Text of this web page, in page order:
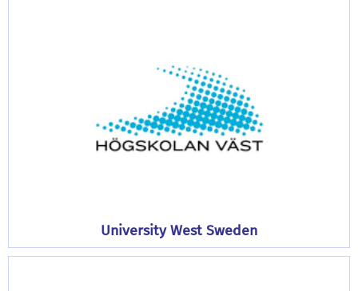
University West Sweden